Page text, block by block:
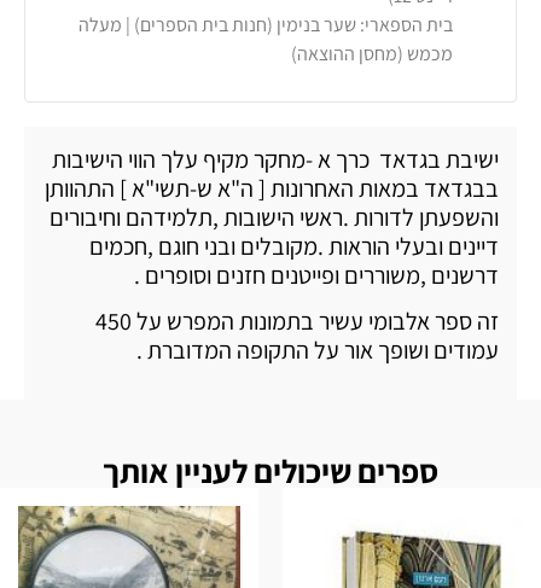
בית הספארי: שער בנימין (חנות בית הספרים) | מעלה
מכמש (מחסן ההוצאה)
ישיבת בגדאד כרך א -מחקר מקיף עלך הווי הישיבות
בבגדאד במאות האחרונות [ ה"א ש-תשי"א ] התהוותן
והשפעתן לדורות .ראשי הישובות ,תלמידהם וחיבורים
דיינים ובעלי הוראות .מקובלים ובני חוגם ,חכמים
דרשנים ,משוררים ופייטנים חזנים וסופרים .
זה ספר אלבומי עשיר בתמונות המפרש על 450
עמודים ושופך אור על התקופה המדוברת .
ספרים שיכולים לעניין אותך